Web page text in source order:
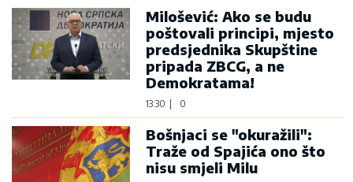
Milošević: Ako se budu
poštovali principi, mjesto
predsjednika Skupštine
pripada ZBCG, a ne
Demokratama!
13:30 0
Bošnjaci se "okuražili":
Traže od Spajića ono što
nisu smjeli Milu